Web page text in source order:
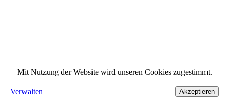
Mit Nutzung der Website wird unseren Cookies zugestimmt.
Verwalten Akzeptieren